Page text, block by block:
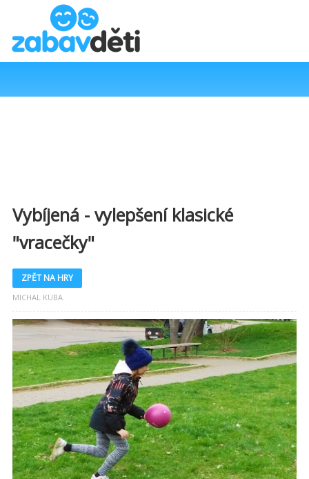
Vybíjená - vylepšení klasické
"vracečky"
ZPĚT NA HRY
MICHAL KUBA